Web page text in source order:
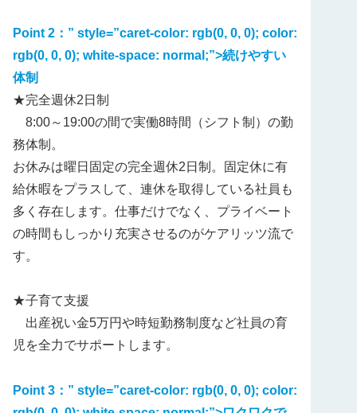
Point 2： ” style=”caret-color: rgb(0, 0, 0); color:
rgb(0, 0, 0); white-space: normal;”>続けやすい
体制
★完全週休2日制
8:00～19:00の間で実働8時間（シフト制）の勤
務体制。
お休みは曜日固定の完全週休2日制。固定休に有
給休暇をプラスして、連休を取得している社員も
多く存在します。仕事だけでなく、プライベート
の時間もしっかり充実させるのがケアリッツ流で
す。
★子育て支援
出産祝い金5万円や時短勤務制度など社員の育
児を全力でサポートします。
Point 3： ” style=”caret-color: rgb(0, 0, 0); color: